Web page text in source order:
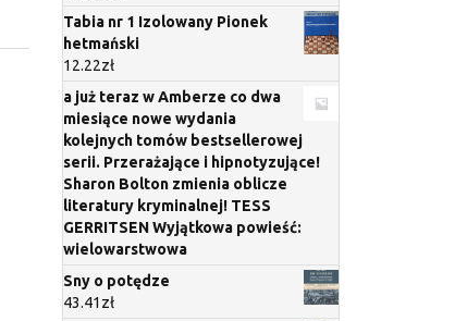
Tabia nr 1 Izolowany Pionek
hetmański
12.22zł
a już teraz w Amberze co dwa
miesiące nowe wydania
kolejnych tomów bestsellerowej
serii. Przerażające i hipnotyzujące!
Sharon Bolton zmienia oblicze
literatury kryminalnej! TESS
GERRITSEN Wyjątkowa powieść:
wielowarstwowa
Sny o potędze
43.41 zł